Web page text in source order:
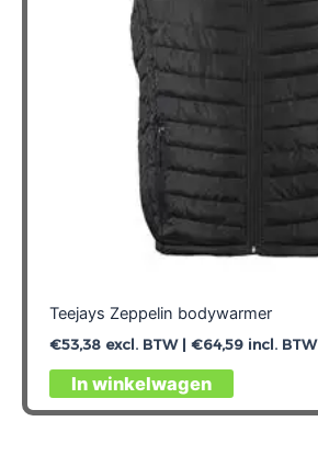
Teejays Zeppelin bodywarmer
€53,38excl. BTW | €64,59incl. BTW
In winkelwagen
Dit
product